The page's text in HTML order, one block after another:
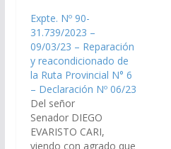
productores
ganaderos del
departamento
Guachipas con forrajes
y semillas para la
alimentación de los
animales, ante al
quebranto sufrido por
razones climáticas y…
Expte. Nº 90-
31.739/2023 –
09/03/23 – Reparación
y reacondicionado de
la Ruta Provincial N° 6
– Declaración Nº 06/23
Del señor
Senador DIEGO
EVARISTO CARI,
viendo con agrado que